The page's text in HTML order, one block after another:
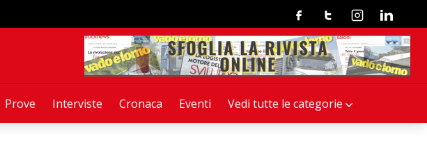
Prove Interviste Cronaca Eventi Vedi tutte le categorie
FacebookTwitterInstagramLinkedin